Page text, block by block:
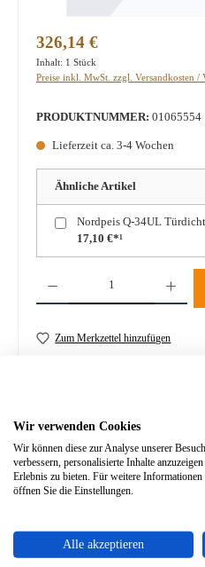
Regulärer Preis:
326,14 €
Inhalt: 1 Stück
Preise inkl. MwSt. zzgl. Versandkosten /
PRODUKTNUMMER: 01065554
Lieferzeit ca. 3-4 Wochen
Ähnliche Artikel
Nordpeis Q-34UL
17,10 €*¹
Zum Merkzettel hinzufügen
Frage
Beschreibung
Feuerr… Mehr
Wir verwenden Cookies
Wir können diese zur Analyse unserer
verbessern, personalisierte Inhalte
Erlebnis zu bieten. Für weitere
öffnen Sie die Einstellungen.
Alle akzeptieren